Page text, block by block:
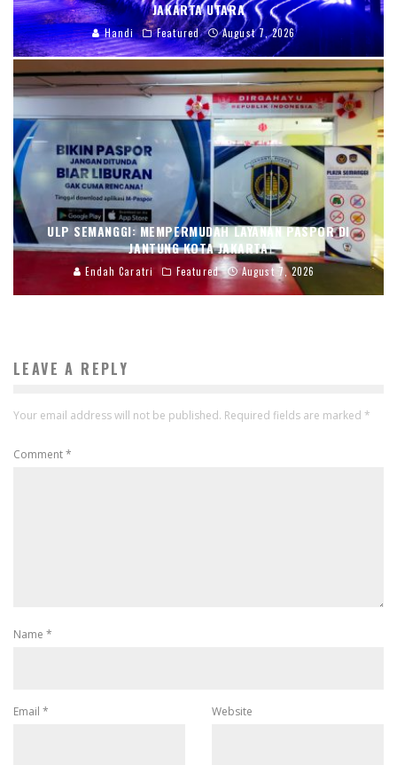
JAKARTA UTARA
Handi Featured August 7, 2026
ULP SEMANGGI: MEMPERMUDAH LAYANAN PASPOR DI
JANTUNG KOTA JAKARTA
Endah Caratri Featured August 7, 2026
LEAVE A REPLY
Your email address will not be published. Required fields are marked *
Comment*
Name *
Email * Website